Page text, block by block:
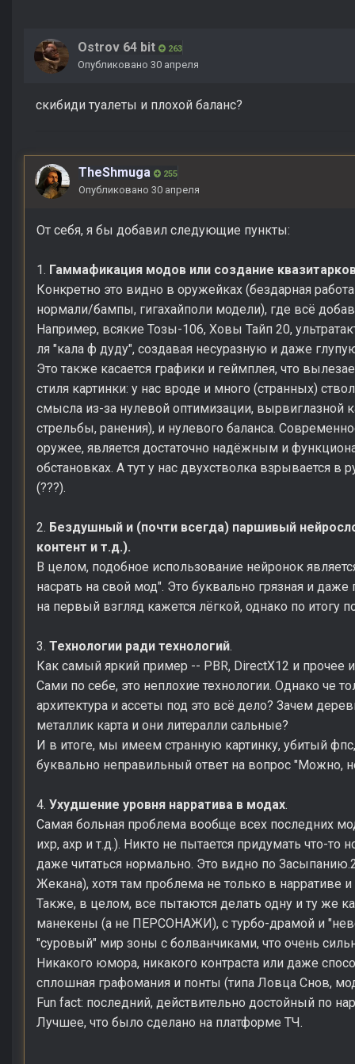
Ostrov 64 bit 263
Опубликовано 30 апреля
скибиди туалеты и плохой баланс?
TheShmuga 255
Опубликовано 30 апреля
От себя, я бы добавил следующие пункты:
1. Гаммафикация модов или создание
Конкретно это видно в оружейках (бездарная
нормали/бампы, гигахайполи модели), где всё
Например, всякие Тозы-106, Ховы Тайп 20,
ля "кала ф дуду", создавая несуразную и даже
Это также касается графики и геймплея, что
стиля картинки: у нас вроде и много (странных)
смысла из-за нулевой оптимизации, вырвиглазной
стрельбы, ранения), и нулевого баланса.
оружее, является достаточно надёжным и
обстановках. А тут у нас двухстволка взрывается в
(???).
2. Бездушный и (почти всегда) паршивый
контент и т.д.).
В целом, подобное использование нейронок
насрать на свой мод". Это буквально грязная и
на первый взгляд кажется лёгкой, однако по итогу
3. Технологии ради технологий.
Как самый яркий пример -- PBR, DirectX12 и прочее
Сами по себе, это неплохие технологии. Однако че
архитектура и ассеты под это всё дело? Зачем
металлик карта и они литералли сальные?
И в итоге, мы имеем странную картинку, убитый фпс,
буквально неправильный ответ на вопрос "Можно,
4. Ухудшение уровня нарратива в модах.
Самая больная проблема вообще всех последних
ихр, ахр и т.д.). Никто не пытается придумать что-
даже читаться нормально. Это видно по
Жекана), хотя там проблема не только в нарративе
Также, в целом, все пытаются делать одну и ту же
манекены (а не ПЕРСОНАЖИ), с турбо-драмой и
"суровый" мир зоны с болванчиками, что очень
Никакого юмора, никакого контраста или даже
сплошная графомания и понты (типа Ловца Снов,
Fun fact: последний, действительно достойный по
Лучшее, что было сделано на платформе ТЧ.